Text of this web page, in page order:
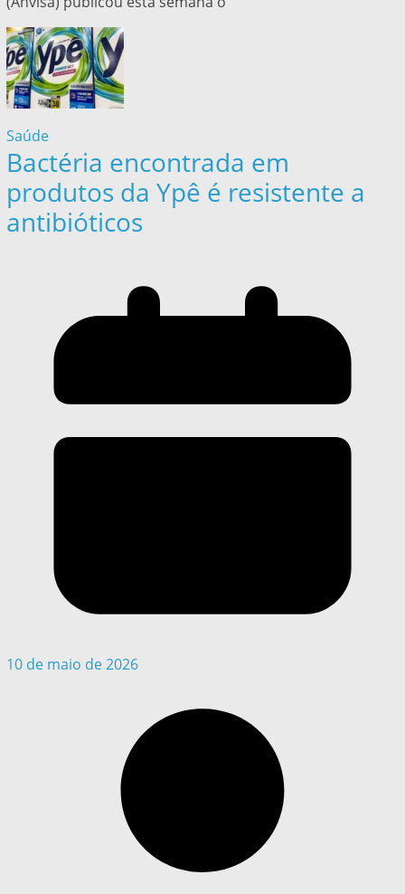
Saúde
Bactéria encontrada em
produtos da Ypê é resistente a
antibióticos
10 de maio de 2026